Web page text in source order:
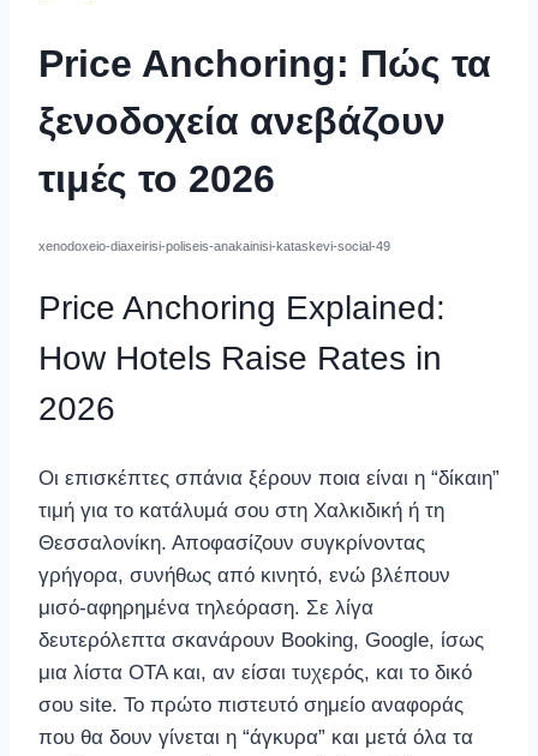
Price Anchoring: Πώς τα
ξενοδοχεία ανεβάζουν
τιμές το 2026
xenodoxeio-diaxeirisi-poliseis-anakainisi-kataskevi-social-49
Price Anchoring Explained:
How Hotels Raise Rates in
2026
Οι επισκέπτες σπάνια ξέρουν ποια είναι η “δίκαιη”
τιμή για το κατάλυμά σου στη Χαλκιδική ή τη
Θεσσαλονίκη. Αποφασίζουν συγκρίνοντας
γρήγορα, συνήθως από κινητό, ενώ βλέπουν
μισό-αφηρημένα τηλεόραση. Σε λίγα
δευτερόλεπτα σκανάρουν Booking, Google, ίσως
μια λίστα OTA και, αν είσαι τυχερός, και το δικό
σου site. Το πρώτο πιστευτό σημείο αναφοράς
που θα δουν γίνεται η “άγκυρα” και μετά όλα τα